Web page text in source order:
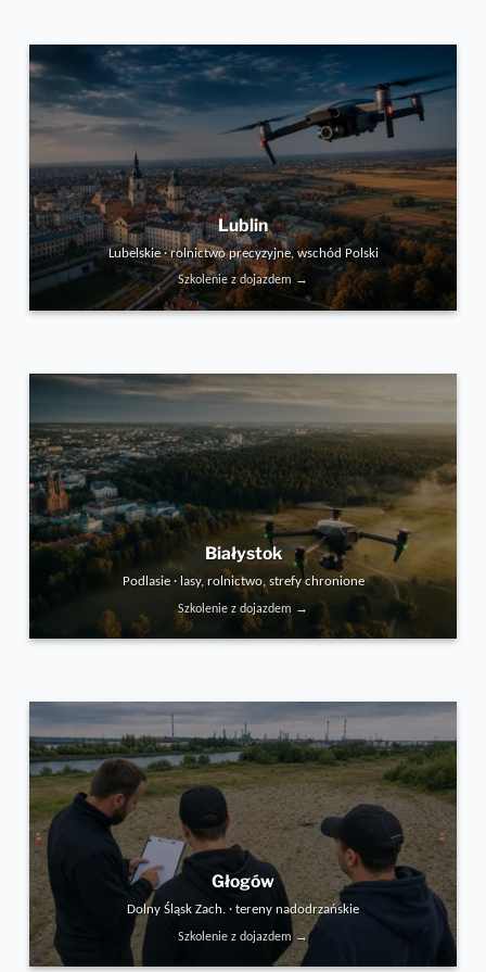
Lublin
Lubelskie · rolnictwo precyzyjne, wschód Polski
Szkolenie z dojazdem →
Białystok
Podlasie · lasy, rolnictwo, strefy chronione
Szkolenie z dojazdem →
Głogów
Dolny Śląsk Zach. · tereny nadodrzańskie
Szkolenie z dojazdem →